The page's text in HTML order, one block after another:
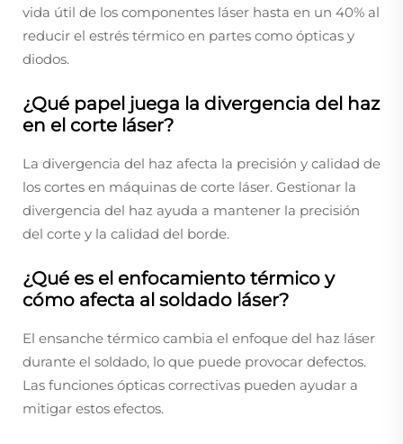
vida útil de los componentes láser hasta en un 40% al
reducir el estrés térmico en partes como ópticas y
diodos.
¿Qué papel juega la divergencia del haz
en el corte láser?
La divergencia del haz afecta la precisión y calidad de
los cortes en máquinas de corte láser. Gestionar la
divergencia del haz ayuda a mantener la precisión
del corte y la calidad del borde.
¿Qué es el enfocamiento térmico y
cómo afecta al soldado láser?
El ensanche térmico cambia el enfoque del haz láser
durante el soldado, lo que puede provocar defectos.
Las funciones ópticas correctivas pueden ayudar a
mitigar estos efectos.